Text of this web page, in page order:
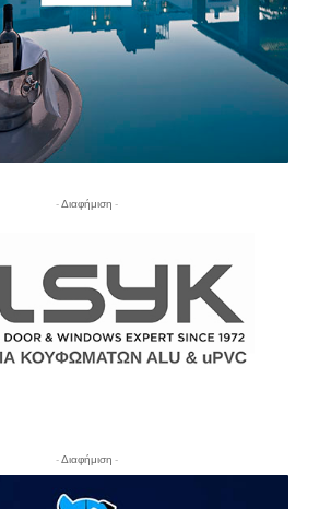
- Διαφήμιση -
- Διαφήμιση -